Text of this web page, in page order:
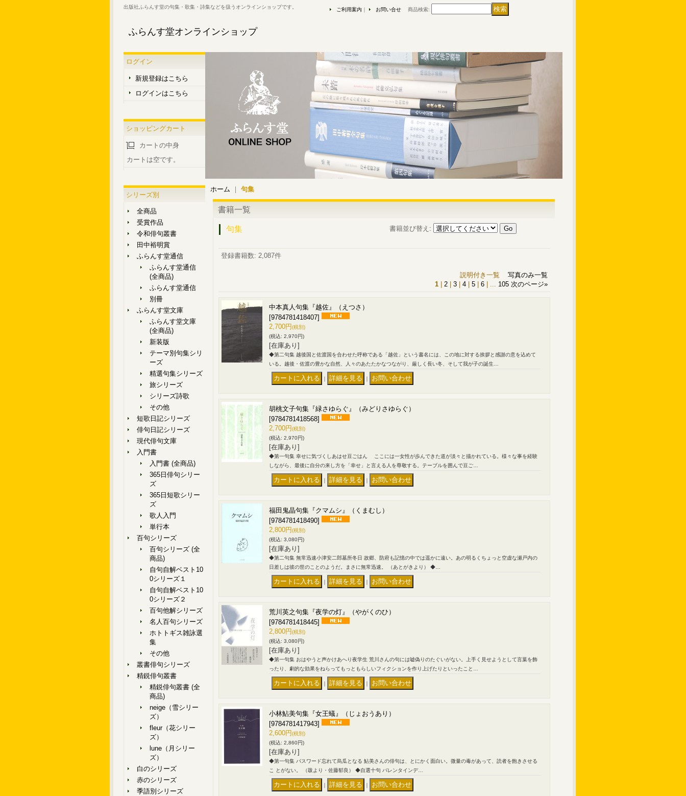
出版社ふらんす堂の句集・歌集・詩集などを扱うオンラインショップです。
ふらんす堂オンラインショップ
ご利用案内 お問い合せ 商品検索:
ログイン
新規登録はこちら
ログインはこちら
ショッピングカート
カートの中身
カートは空です。
シリーズ別
全商品
受賞作品
令和俳句叢書
田中裕明賞
ふらんす堂通信
ふらんす堂通信
(全商品)
ふらんす堂通信
別冊
ふらんす堂文庫
ふらんす堂文庫
(全商品)
新装版
テーマ別句集シリ
ーズ
精選句集シリーズ
旅シリーズ
シリーズ詩歌
その他
短歌日記シリーズ
俳句日記シリーズ
現代俳句文庫
入門書
入門書 (全商品)
365日俳句シリー
ズ
365日短歌シリー
ズ
歌人入門
単行本
百句シリーズ
百句シリーズ (全
商品)
自句自解ベスト10
0シリーズ１
自句自解ベスト10
0シリーズ２
百句他解シリーズ
名人百句シリーズ
ホトトギス雑詠選
集
その他
叢書俳句シリーズ
精鋭俳句叢書
精鋭俳句叢書 (全
商品)
neige（雪シリー
ズ）
fleur（花シリー
ズ）
lune（月シリー
ズ）
白のシリーズ
赤のシリーズ
季語別シリーズ
ホーム ｜ 句集
書籍一覧
句集 書籍並び替え :
登録書籍数: 2,087件
説明付き一覧 写真のみ一覧
1
2 3 4 5 6 ... 105 次のページ»
中本真人句集『越佐』（えつさ）
[9784781418407]
2,700円(税別)
(税込: 2,970円)
[在庫あり]
◆第二句集 越後国と佐渡国を合わせた呼称である「越佐」という書名には、この地に対する挨拶と感謝の意を込めて
いる。越後・佐渡の豊かな自然、人々のあたたかなつながり、厳しく長い冬、そして我が子の誕生…
｜ ｜
胡桃文子句集『緑さゆらぐ』（みどりさゆらぐ）
[9784781418568]
2,700円(税別)
(税込: 2,970円)
[在庫あり]
◆第一句集 幸せに気づくしあはせ豆ごはん ここには一女性が歩んできた道が淡々と描かれている。様々な事を経験
しながら、最後に自分の来し方を「幸せ」と言える人を尊敬する。テーブルを囲んで豆ご…
｜ ｜
福田鬼晶句集『クマムシ』（くまむし）
[9784781418490]
2,800円(税別)
(税込: 3,080円)
[在庫あり]
◆第二句集 無常迅速小津安二郎墓所冬日 故郷、防府も記憶の中では遥かに遠い。あの明るくちょっと空虚な瀬戸内の
日差しは彼の世のことのようだ。まさに無常迅速。 （あとがきより） ◆…
｜ ｜
荒川英之句集『夜学の灯』（やがくのひ）
[9784781418445]
2,800円(税別)
(税込: 3,080円)
[在庫あり]
◆第一句集 おはやうと声かけあへり夜学生 荒川さんの句には嘘偽りのたぐいがない。上手く見せようとして言葉を飾
ったり、劇的な効果をねらってもっともらしいフィクションを作り上げたりといったこと…
｜ ｜
小林鮎美句集『女王蟻』（じょおうあり）
[9784781417943]
2,600円(税別)
(税込: 2,860円)
[在庫あり]
◆第一句集 パスワード忘れて烏瓜となる 鮎美さんの俳句は、とにかく面白い。微量の毒があって、読者を飽きさせる
こ とがない。 （跋より・佐藤郁良） ◆自選十句 バレンタインデ…
｜ ｜